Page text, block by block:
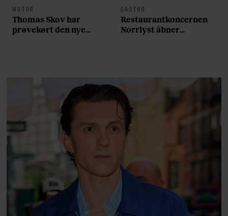
MOTOR
Thomas Skov har
prøvekørt den nye
GASTRO
Restaurantkoncernen
Norrlyst åbner